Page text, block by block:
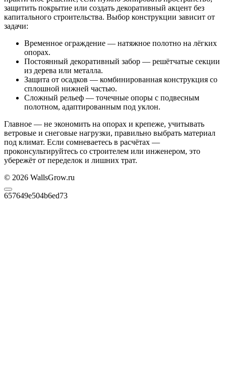
защитить покрытие или создать декоративный акцент без
капитального строительства. Выбор конструкции зависит от
задачи:
Временное ограждение — натяжное полотно на лёгких
опорах.
Постоянный декоративный забор — решётчатые секции
из дерева или металла.
Защита от осадков — комбинированная конструкция со
сплошной нижней частью.
Сложный рельеф — точечные опоры с подвесным
полотном, адаптированным под уклон.
Главное — не экономить на опорах и крепеже, учитывать
ветровые и снеговые нагрузки, правильно выбрать материал
под климат. Если сомневаетесь в расчётах —
проконсультируйтесь со строителем или инженером, это
убережёт от переделок и лишних трат.
© 2026 WallsGrow.ru
657649e504b6ed73